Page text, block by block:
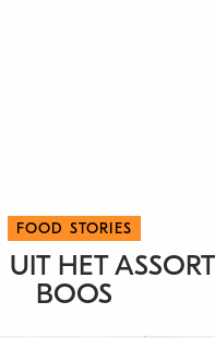
FOOD STORIES
HET
BOOS